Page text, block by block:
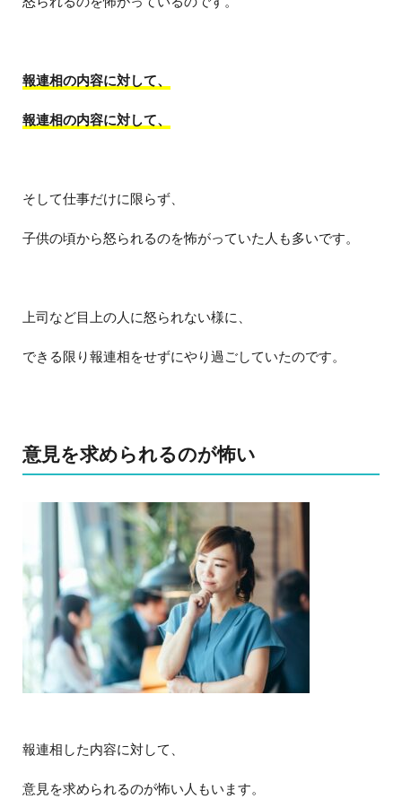
報連相の内容に対して、
報連相の内容に対して、
そして仕事だけに限らず、
子供の頃から怒られるのを怖がっていた人も多いです。
上司など目上の人に怒られない様に、
できる限り報連相をせずにやり過ごしていたのです。
意見を求められるのが怖い
報連相した内容に対して、
意見を求められるのが怖い人もいます。